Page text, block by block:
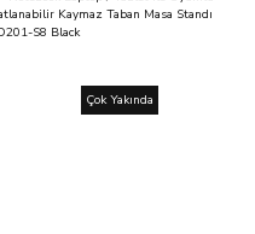
Çok Yakında